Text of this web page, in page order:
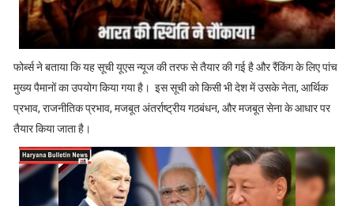
फोर्ब्स ने बताया कि यह सूची यूएस न्यूज की तरफ से तैयार की गई है और रैंकिंग के लिए पांच
मुख्य पैमानों का उपयोग किया गया है। इस सूची को किसी भी देश में उसके नेता, आर्थिक
प्रभाव, राजनीतिक प्रभाव, मजबूत अंतर्राष्ट्रीय गठबंधन, और मजबूत सेना के आधार पर
तैयार किया जाता है।